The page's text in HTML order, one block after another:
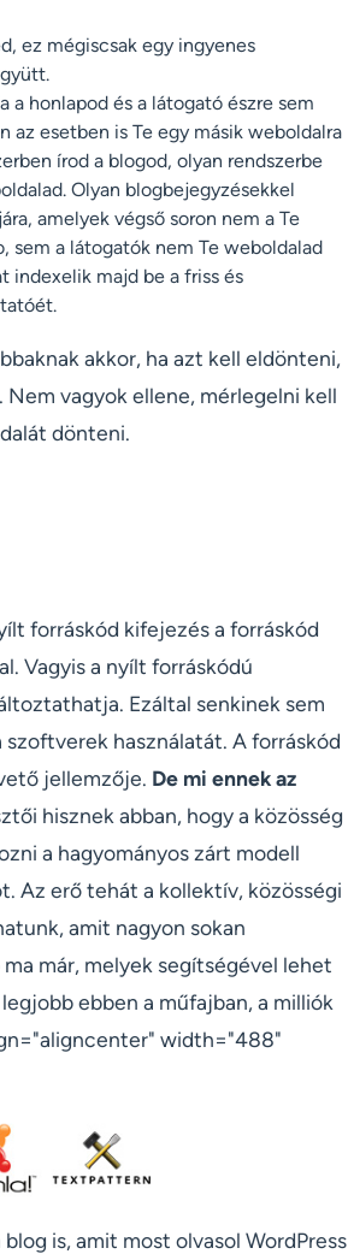
ez mégiscsak egy ingyenes
honlapod és a látogató észre sem
az esetben is Te egy másik weboldalra
írod a blogod, olyan rendszerbe
Olyan blogbejegyzésekkel
amelyek végső soron nem a Te
sem a látogatók nem Te weboldalad
indexelik majd be a friss és
akkor, ha azt kell eldönteni,
vagyok ellene, mérlegelni kell
dönteni.
forráskód kifejezés a forráskód
Vagyis a nyílt forráskódú
Ezáltal senkinek sem
használatát. A forráskód
jellemzője. De mi ennek az
hisznek abban, hogy a közösség
a hagyományos zárt modell
Az erő tehát a kollektív, közösségi
amit nagyon sokan
már, melyek segítségével lehet
ebben a műfajban, a milliók
width="488"
is, amit most olvasol WordPress